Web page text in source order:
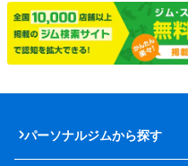
パーソナルジムから探す